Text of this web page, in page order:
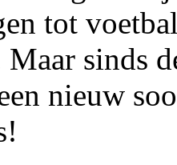
tot
Maar sinds
nieuw